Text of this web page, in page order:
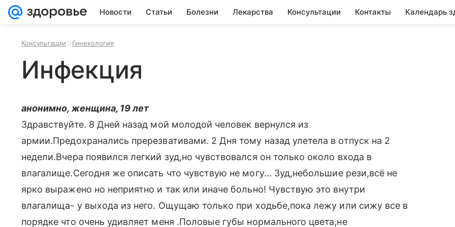
Новости Статьи Болезни Лекарства Консультации Контакты Календарь
Консультации Гинекология
Инфекция
анонимно, женщина, 19 лет
Здравствуйте. 8 Дней назад мой молодой человек вернулся из
армии.Предохранались пререзвативами. 2 Дня тому назад улетела в отпуск на 2
недели.Вчера появился легкий зуд,но чувствовался он только около входа в
влагалище.Сегодня же описать что чувствую не могу... Зуд,небольшие рези,всё не
ярко выражено но неприятно и так или иначе больно! Чувствую это внутри
влагалища- у выхода из него. Ощущаю только при ходьбе,пока лежу или сижу все в
порядке что очень удивляет меня .Половые губы нормального цвета,не